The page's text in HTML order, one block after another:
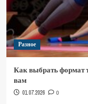
Разное
Как выбрать формат
вам
01.07.2026 0